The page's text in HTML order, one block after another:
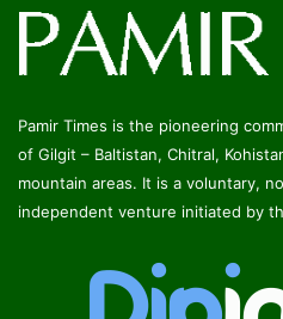
Pamir Times is the pioneering
of Gilgit – Baltistan, Chitral,
mountain areas. It is a voluntary,
independent venture initiated by